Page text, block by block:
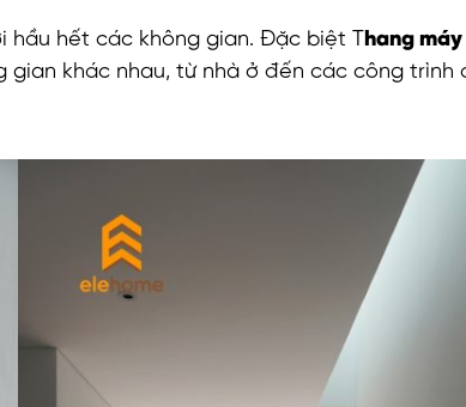
hầu hết các không gian. Đặc biệt T hang
khác nhau, từ nhà ở đến các công trình